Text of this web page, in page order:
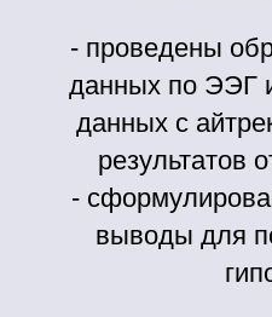
- проведены
данных по ЭЭГ
данных с
результатов
-
выводы для